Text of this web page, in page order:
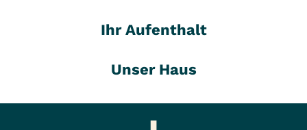
Ihr Aufenthalt
Unser Haus